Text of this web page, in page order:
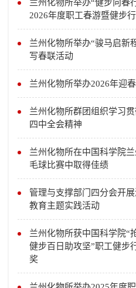
兰州化物所举办“健步向春
2026年度职工春游暨健步
兰州化物所举办“骏马启新
写春联活动
兰州化物所举办2026年迎
兰州化物所群团组织学习
四中全会精神
兰州化物所在中国科学院
毛球比赛中取得佳绩
管理与支撑部门四分会开
教育主题实践活动
兰州化物所获中国科学院“
健步百日助攻坚”职工健步
奖